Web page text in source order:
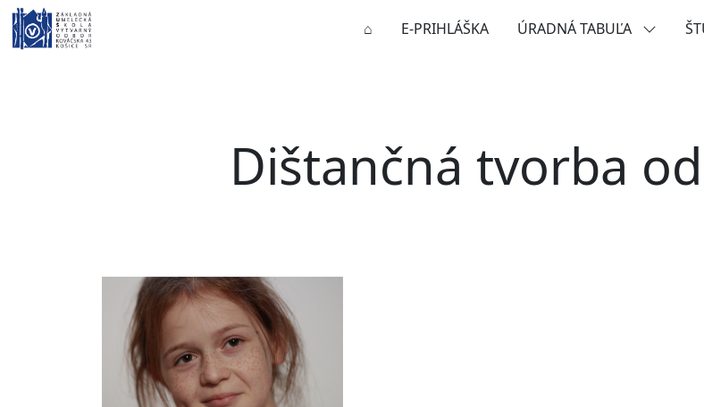
⌂ E-PRIHLÁŠKA ÚRADNÁ TABUĽA
Dištančná tvorba